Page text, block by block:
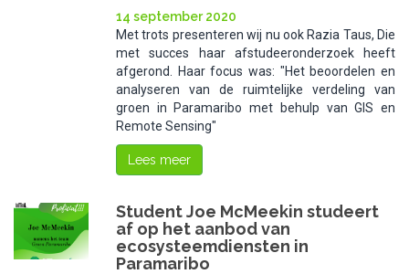
14 september 2020
Met trots presenteren wij nu ook Razia Taus, Die
met succes haar afstudeeronderzoek heeft
afgerond. Haar focus was: "Het beoordelen en
analyseren van de ruimtelijke verdeling van
groen in Paramaribo met behulp van GIS en
Remote Sensing"
Lees meer
Student Joe McMeekin studeert
af op het aanbod van
ecosysteemdiensten in
Paramaribo